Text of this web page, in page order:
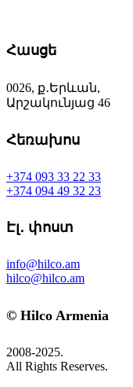
Հասցե
0026, ք․Երևան,
Արշակունյաց 46
Հեռախոս
+374 093 33 22 33
+374 094 49 32 23
Էլ․ փոստ
info@hilco.am
hilco@hilco.am
© Hilco Armenia
2008-2025.
All Rights Reserves.